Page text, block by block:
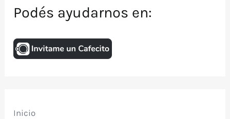
Podés ayudarnos en:
Inicio